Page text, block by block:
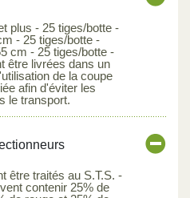
plus - 25 tiges/botte -
- 25 tiges/botte -
cm - 25 tiges/botte -
être livrées dans un
de la coupe
afin d'éviter les
le transport.
être traités au S.T.S. -
contenir 25% de